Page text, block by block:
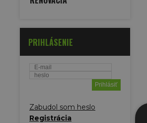
PRIHLÁSENIE
Zabudol som heslo
Registrácia